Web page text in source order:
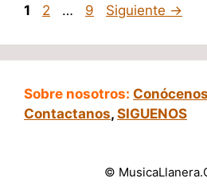
Página
1 Página
2 … Página
9 Siguiente →
Sobre nosotros: Conócenos
Contactanos, SIGUENOS
©